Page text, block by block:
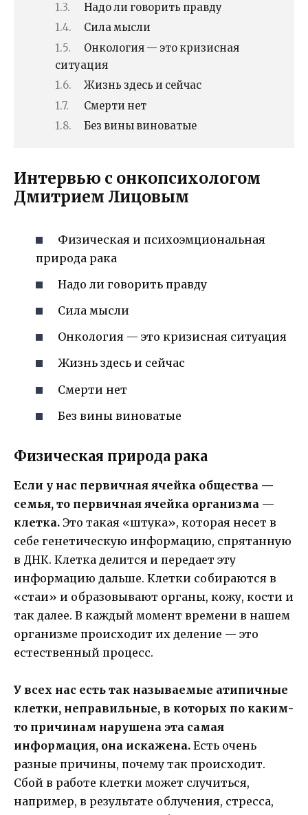
Надо ли говорить правду
Сила мысли
Онкология — это кризисная
ситуация
Жизнь здесь и сейчас
Смерти нет
Без вины виноватые
Интервью с онкопсихологом
Дмитрием Лицовым
Физическая и психоэмциональная
природа рака
Надо ли говорить правду
Сила мысли
Онкология — это кризисная ситуация
Жизнь здесь и сейчас
Смерти нет
Без вины виноватые
Физическая природа рака
Если у нас первичная ячейка общества —
семья, то первичная ячейка организма —
клетка. Это такая «штука», которая несет в
себе генетическую информацию, спрятанную
в ДНК. Клетка делится и передает эту
информацию дальше. Клетки собираются в
«стаи» и образовывают органы, кожу, кости и
так далее. В каждый момент времени в нашем
организме происходит их деление — это
естественный процесс.
У всех нас есть так называемые атипичные
клетки, неправильные, в которых по каким-
то причинам нарушена эта самая
информация, она искажена. Есть очень
разные причины, почему так происходит.
Сбой в работе клетки может случиться,
например, в результате облучения, стресса,